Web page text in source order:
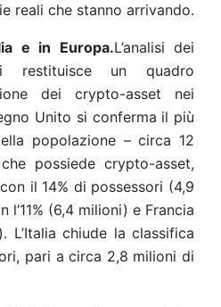
reali che stanno arrivando.
e in Europa.L’analisi dei
restituisce un quadro
dei crypto-asset nei
Unito si conferma il più
popolazione – circa 12
possiede crypto-asset,
il 14% di possessori (4,9
l’11% (6,4 milioni) e Francia
L’Italia chiude la classifica
pari a circa 2,8 milioni di